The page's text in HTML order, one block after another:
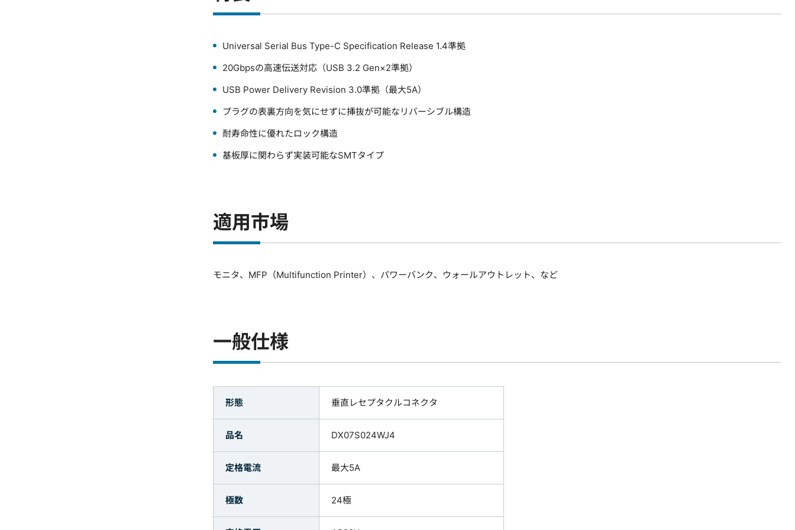
Universal Serial Bus Type-C Specification Release 1.4準拠
20Gbpsの高速伝送対応（USB 3.2 Gen×2準拠）
USB Power Delivery Revision 3.0準拠（最大5A）
プラグの表裏方向を気にせずに挿抜が可能なリバーシブル構造
耐寿命性に優れたロック構造
基板厚に関わらず実装可能なSMTタイプ
適用市場
モニタ、MFP（Multifunction Printer）、パワーバンク、ウォールアウトレット、など
一般仕様
形態 垂直レセプタクルコネクタ
品名 DX07S024WJ4
定格電流 最大5A
極数 24極